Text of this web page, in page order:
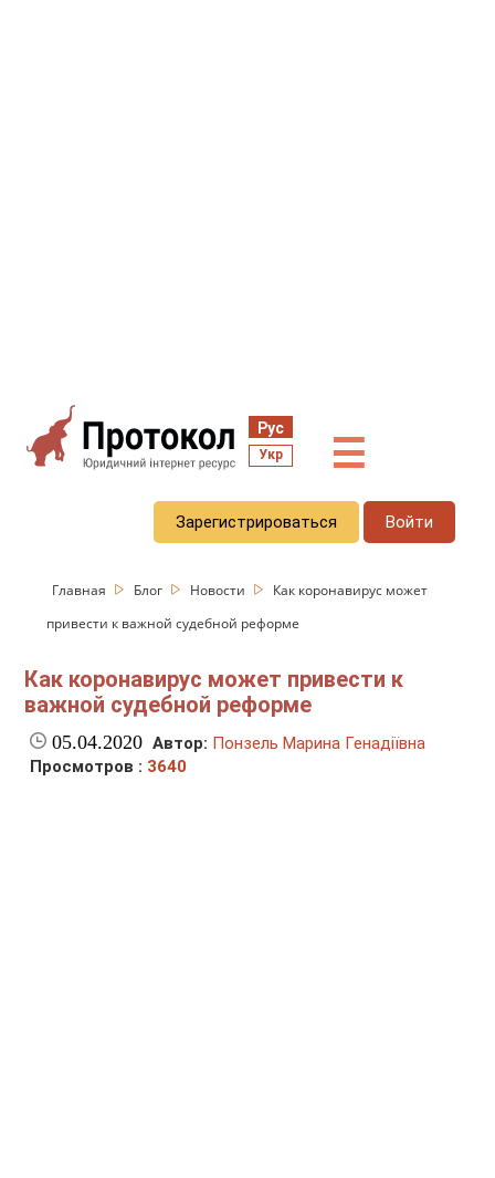
Рус
Укр ☰
Зарегистрироваться Войти
Главная Блог Новости
Как коронавирус может
привести к важной судебной реформе
Как коронавирус может привести к
важной судебной реформе
05.04.2020 Автор: Понзель Марина Генадіївна
Просмотров : 3640